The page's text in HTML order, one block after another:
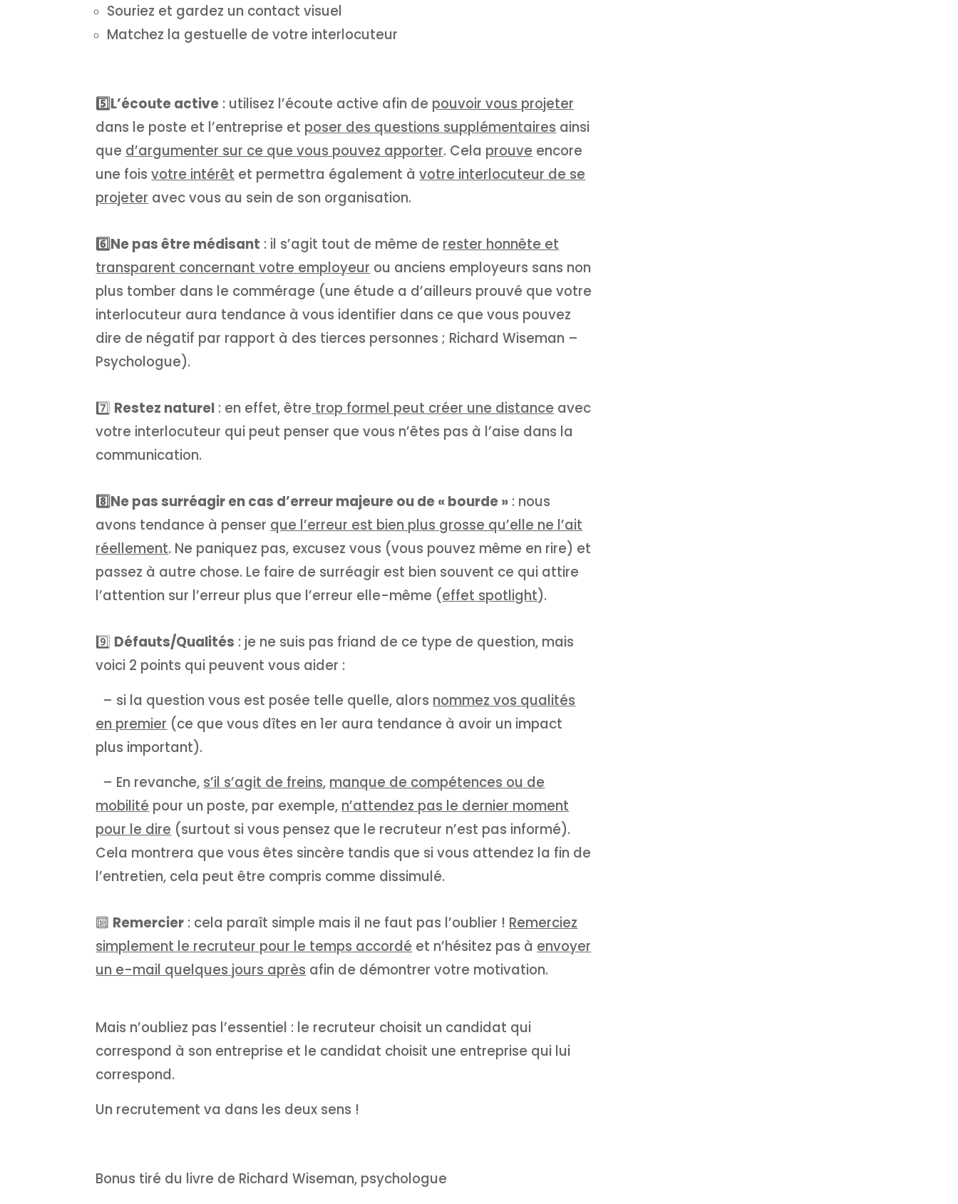
Souriez et gardez un contact visuel
Matchez la gestuelle de votre interlocuteur
5️⃣L’écoute active : utilisez l’écoute active afin de pouvoir vous projeter
dans le poste et l’entreprise et poser des questions supplémentaires ainsi
que d’argumenter sur ce que vous pouvez apporter. Cela prouve encore
une foisvotre intérêt et permettra également àvotre interlocuteur de se
projeter avec vous au sein de son organisation.
6️⃣Ne pas être médisant : il s’agit tout de même de rester honnête et
transparent concernant votre employeur ou anciens employeurs sans non
plus tomber dans le commérage (une étude a d’ailleurs prouvé que votre
interlocuteur aura tendance à vous identifier dans ce que vous pouvez
dire de négatif par rapport à des tierces personnes ; Richard Wiseman –
Psychologue).
7️⃣ Restez naturel : en effet, être trop formel peut créer une distance avec
votre interlocuteur qui peut penser que vous n’êtes pas à l’aise dans la
communication.
8️⃣Ne pas surréagir en cas d’erreur majeure ou de « bourde » : nous
avons tendance à penser que l’erreur est bien plus grosse qu’elle ne l’ait
réellement. Ne paniquez pas, excusez vous (vous pouvez même en rire) et
passez à autre chose. Le faire de surréagir est bien souvent ce qui attire
l’attention sur l’erreur plus que l’erreur elle-même (effet spotlight).
9️⃣ Défauts/Qualités : je ne suis pas friand de ce type de question, mais
voici 2 points qui peuvent vous aider :
– si la question vous est posée telle quelle, alors nommez vos qualités
en premier (ce que vous dîtes en 1er aura tendance à avoir un impact
plus important).
– En revanche, s’il s’agit de freins, manque de compétences ou de
mobilité pour un poste, par exemple, n’attendez pas le dernier moment
pour le dire (surtout si vous pensez que le recruteur n’est pas informé).
Cela montrera que vous êtes sincère tandis que si vous attendez la fin de
l’entretien, cela peut être compris comme dissimulé.
🔟 Remercier : cela paraît simple mais il ne faut pas l’oublier ! Remerciez
simplement le recruteur pour le temps accordé et n’hésitez pas à envoyer
un e-mail quelques jours après afin de démontrer votre motivation.
Mais n’oubliez pas l’essentiel : le recruteur choisit un candidat qui
correspond à son entreprise et le candidat choisit une entreprise qui lui
correspond.
Un recrutement va dans les deux sens !
Bonus tiré du livre de Richard Wiseman, psychologue